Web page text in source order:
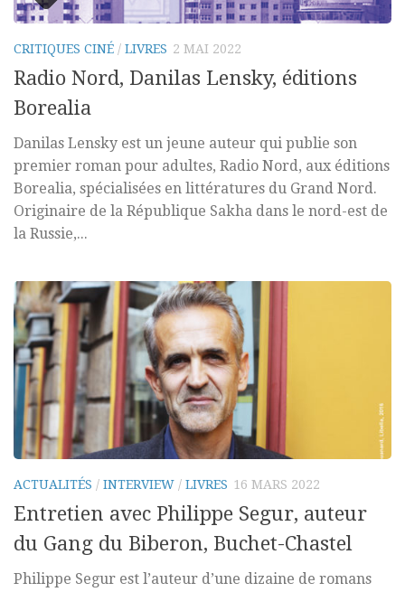
CRITIQUES CINÉ / LIVRES 2 MAI 2022
Radio Nord, Danilas Lensky, éditions
Borealia
Danilas Lensky est un jeune auteur qui publie son
premier roman pour adultes, Radio Nord, aux éditions
Borealia, spécialisées en littératures du Grand Nord.
Originaire de la République Sakha dans le nord-est de
la Russie,...
ACTUALITÉS / INTERVIEW / LIVRES 16 MARS 2022
Entretien avec Philippe Segur, auteur
du Gang du Biberon, Buchet-Chastel
Philippe Segur est l’auteur d’une dizaine de romans